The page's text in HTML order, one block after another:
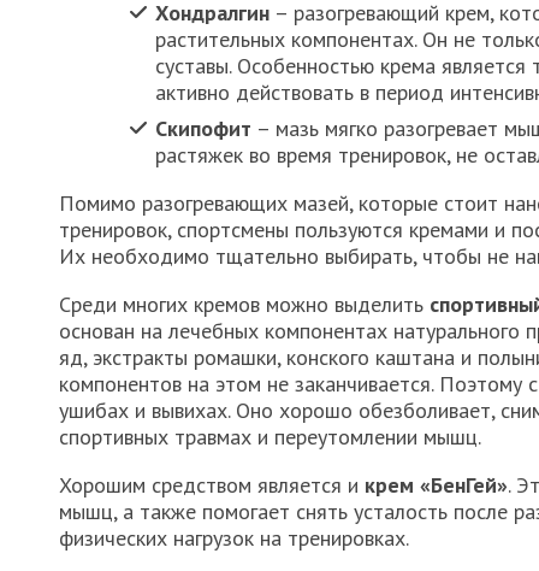
Хондралгин – разогревающий крем,
растительных компонентах. Он не
суставы. Особенностью крема является
активно действовать в период
Скипофит – мазь мягко разогревает
растяжек во время тренировок, не
Помимо разогревающих мазей, которые стоит
тренировок, спортсмены пользуются кремами и
Их необходимо тщательно выбирать, чтобы не
Среди многих кремов можно выделить
основан на лечебных компонентах
яд, экстракты ромашки, конского каштана и
компонентов на этом не заканчивается. Поэтому
ушибах и вывихах. Оно хорошо обезболивает,
спортивных травмах и переутомлении мышц.
Хорошим средством является и крем «БенГей».
мышц, а также помогает снять усталость после
физических нагрузок на тренировках.